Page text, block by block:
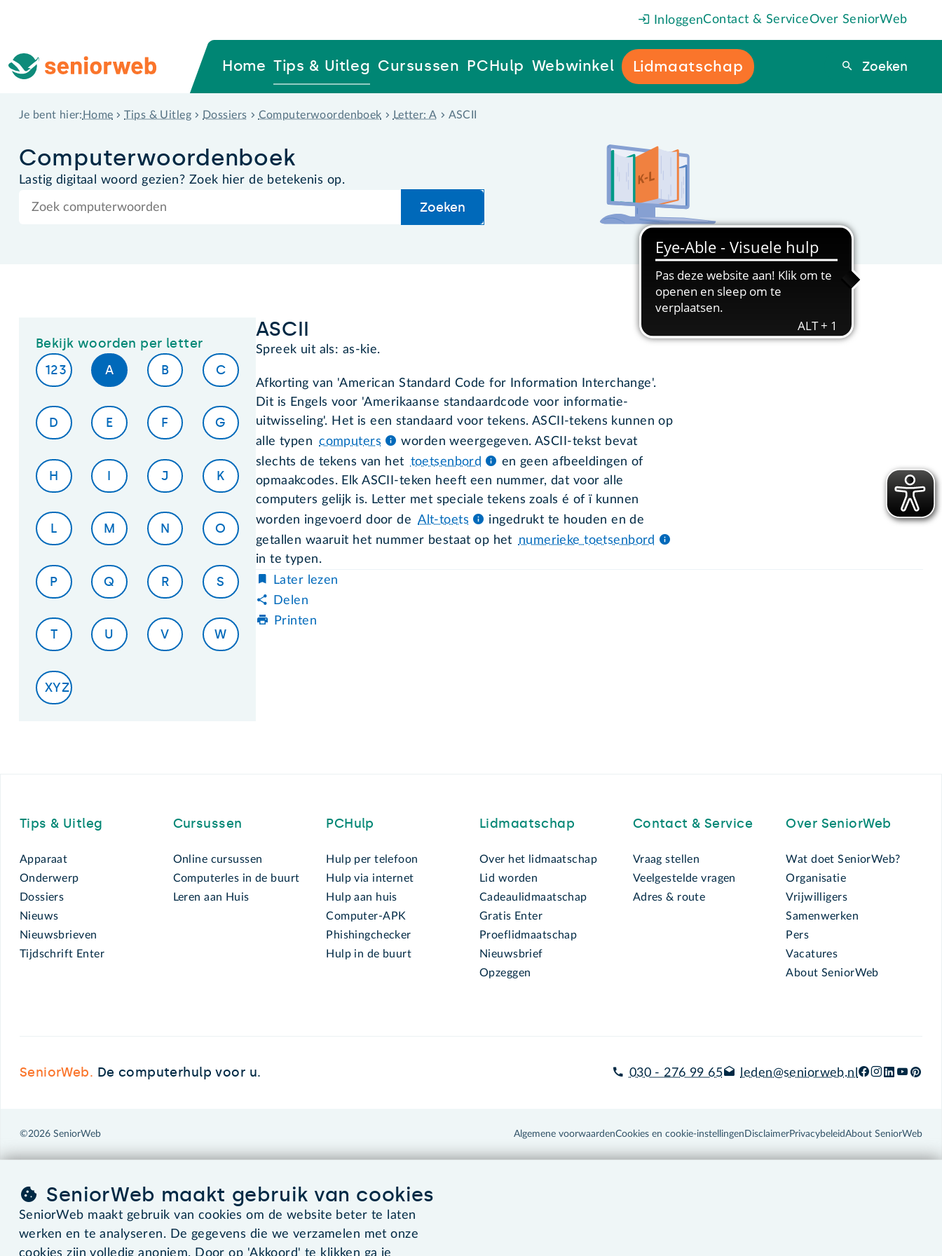
InloggenContact & ServiceOver SeniorWeb
Home Tips & Uitleg Cursussen PCHulp Webwinkel Lidmaatschap Zoeken
Zoeken
Je bent hier: Home Tips & Uitleg Dossiers Computerwoordenboek Letter: A ASCII
Computer­woordenboek
Lastig digitaal woord gezien? Zoek hier de betekenis op.
Zoeken
Bekijk woorden per letter
123
A B C
D E F G
H I J K
L M N O
P Q R S
T U V W
XYZ
ASCII
Spreek uit als: as-kie.
Afkorting van 'American Standard Code for Information Interchange'.
Dit is Engels voor 'Amerikaanse standaardcode voor informatie-
uitwisseling'. Het is een standaard voor tekens. ASCII-tekens kunnen op
alle typen computers
worden weergegeven. ASCII-tekst bevat
slechts de tekens van het toetsenbord
en geen afbeeldingen of
opmaakcodes. Elk ASCII-teken heeft een nummer, dat voor alle
computers gelijk is. Letter met speciale tekens zoals é of ï kunnen
worden ingevoerd door de Alt-toets
ingedrukt te houden en de
getallen waaruit het nummer bestaat op het
numerieke toetsenbord
in te typen.
Later lezen
Delen
Printen
Tips & Uitleg
Apparaat
Onderwerp
Dossiers
Nieuws
Nieuwsbrieven
Tijdschrift Enter
Cursussen
Online cursussen
Computerles in de buurt
Leren aan Huis
PCHulp
Hulp per telefoon
Hulp via internet
Hulp aan huis
Computer-APK
Phishingchecker
Hulp in de buurt
Lidmaatschap
Over het lidmaatschap
Lid worden
Cadeaulidmaatschap
Gratis Enter
Proeflidmaatschap
Nieuwsbrief
Opzeggen
Contact & Service
Vraag stellen
Veelgestelde vragen
Adres & route
Over SeniorWeb
Wat doet SeniorWeb?
Organisatie
Vrijwilligers
Samenwerken
Pers
Vacatures
About SeniorWeb
SeniorWeb. De computerhulp voor u. 030 - 276 99 65 leden@seniorweb.nl
©2026 SeniorWeb Algemene voorwaardenCookies en cookie-instellingen DisclaimerPrivacybeleidAbout SeniorWeb
SeniorWeb maakt gebruik van cookies
SeniorWeb maakt gebruik van cookies om de website beter te laten
werken en te analyseren. De gegevens die we verzamelen met onze
cookies zijn volledig anoniem. Door op 'Akkoord' te klikken ga je